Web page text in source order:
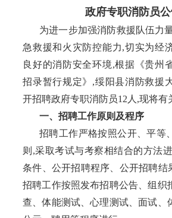
政府专职消防员
为进一步加强消防救援队伍力
急救援和火灾防控能力,切实为经
良好的消防安全环境,根据《贵州
招录暂行规定》,绥阳县消防救援
开招聘政府专职消防员12人,现将有
一、招聘工作原则及程序
招聘工作严格按照公开、平等
则 ,采取考试与考察相结合的方法
条件、公开招聘程序、公开招聘结
招聘工作按照发布招聘公告、组织
查、体能测试、心理测试、面试、